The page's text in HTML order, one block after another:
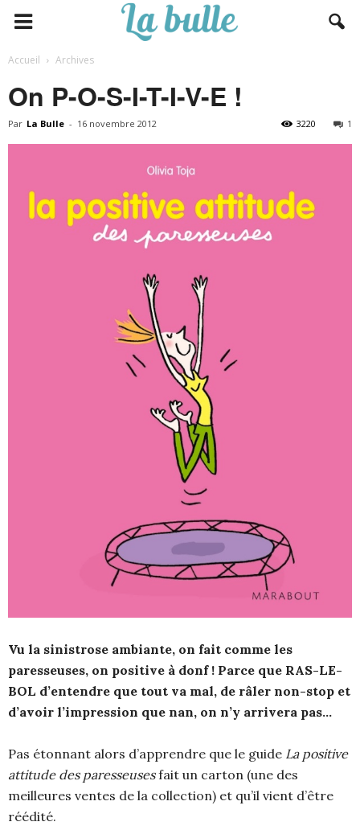
Accueil Archives
On P-O-S-I-T-I-V-E !
Par La Bulle - 16 novembre 2012 1
3220
Vu la sinistrose ambiante, on fait comme les
paresseuses, on positive à donf ! Parce que RAS-LE-
BOL d’entendre que tout va mal, de râler non-stop et
d’avoir l’impression que nan, on n’y arrivera pas…
Pas étonnant alors d’apprendre que le guide La positive
attitude des paresseusesfait un carton (une des
meilleures ventes de la collection) et qu’il vient d’être
réédité.